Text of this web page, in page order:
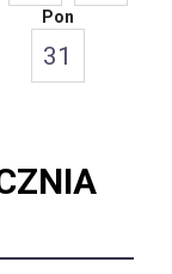
Pon
31